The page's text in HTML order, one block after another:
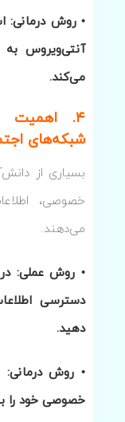
• روش درمانی:
آنتی‌ویروس
می‌کند.
۴. اهمیت
شبکه‌های
بسیاری از
خصوصی،
می‌دهند.
• روش عملی:
دسترسی
دهید.
• روش
خصوصی خود را